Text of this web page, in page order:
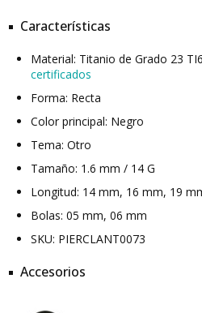
Características
Material: Titanio de Grado 23
certificados
Forma: Recta
Color principal: Negro
Tema: Otro
Tamaño: 1.6 mm / 14 G
Longitud: 14 mm, 16 mm, 19
Bolas: 05 mm, 06 mm
SKU: PIERCLANT0073
Accesorios